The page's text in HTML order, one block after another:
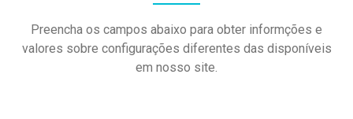
Preencha os campos abaixo para obter informções e
valores sobre configurações diferentes das disponíveis
em nosso site.